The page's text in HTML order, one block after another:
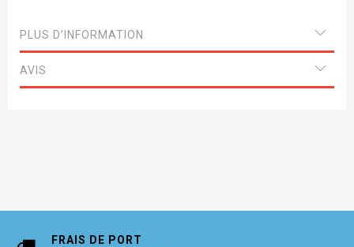
PLUS D’INFORMATION
AVIS
FRAIS DE PORT